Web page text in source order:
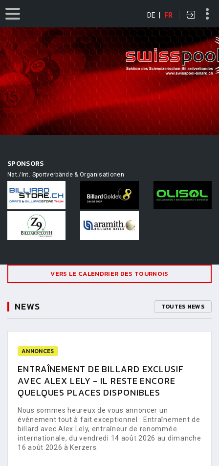
DE | FR
SPONSORS
Nat./Int. Sportverbände & Organisationen
VERS LE CALENDRIER DES TOURNOIS
NEWS TOUTES NEWS
ANNONCES
ENTRAÎNEMENT DE BILLARD EXCLUSIF
AVEC ALEX LELY - IL RESTE ENCORE
QUELQUES PLACES DISPONIBLES
Nous sommes heureux de vous annoncer un
événement tout à fait exceptionnel : Entraînement de
billard avec Alex Lely, entraîneur de renommée
internationale, du vendredi 14 août 2026 au dimanche
16 août 2026 à Kerzers.